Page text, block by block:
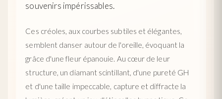
souvenirs impérissables.
Ces créoles, aux courbes subtiles et élégantes,
semblent danser autour de l'oreille, évoquant la
grâce d'une fleur épanouie. Au cœur de leur
structure, un diamant scintillant, d'une pureté GH
et d'une taille impeccable, capture et diffracte la